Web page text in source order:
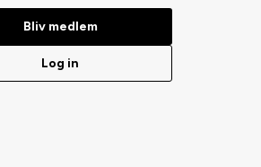
Bliv medlem
Log in